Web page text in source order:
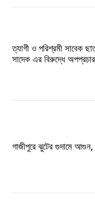
ত্যাগী ও পরিশ্রমী সাবেক
সাদেক এর বিরুদ্ধে অপপ্রচার
গাজীপুরে ঝুটের গুদামে আগুন,